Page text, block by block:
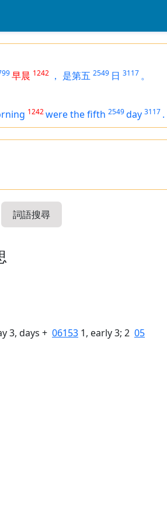
早晨 1242 ， 是第五 2549 日 3117 。
1242were the fifth 2549day 3117 .
詞語搜尋
3, days + 06153 1, early 3; 2 05